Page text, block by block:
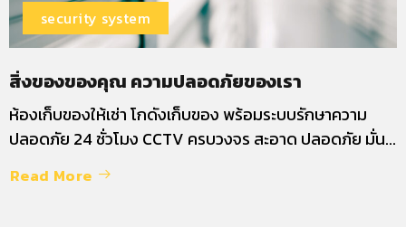
security system
สิ่งของของคุณ ความปลอดภัยของเรา
ห้องเก็บของให้เช่า โกดังเก็บของ พร้อมระบบรักษาความ
ปลอดภัย 24 ชั่วโมง CCTV ครบวงจร สะอาด ปลอดภัย มั่น...
Read More